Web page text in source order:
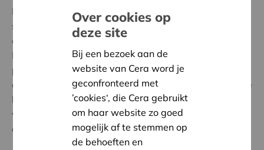
Met 400.000 enthousiaste vennoten zijn we de
strafste en warmste coöperatie van het land. Cera is
een financiële coöperatie van, voor en door vennoten.
Die vormen een enorm draagvlak en een uniek
potentieel aan mensen, middelen en expertise. Samen
geraken we verder, beleven we meer en investeren we
beter: in initiatieven die (het) goed doen en mensen
verbinden, in projecten die opbrengen voor ons
allemaal.
Over cookies op
deze site
Bij een bezoek aan de
website van Cera word je
geconfronteerd met
’cookies‘, die Cera gebruikt
om haar website zo goed
mogelijk af te stemmen op
de behoeften en